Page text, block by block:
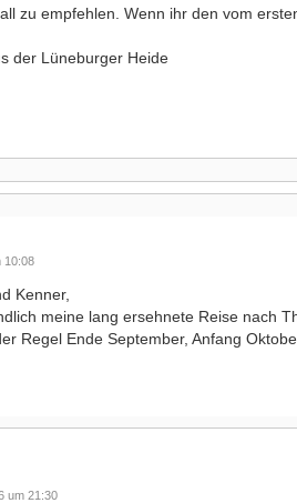
zu empfehlen. Wenn ihr den vom
der Lüneburger Heide
10:08
Kenner,
meine lang ersehnete Reise nach
Regel Ende September, Anfang
um 21:30